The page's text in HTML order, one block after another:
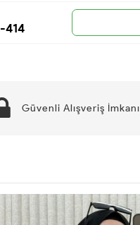
414
Güvenli Alışveriş İmkanı